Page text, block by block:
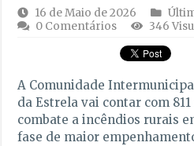
16 de Maio de 2026
0 Comentários
346
A Comunidade
da Estrela vai contar com
combate a incêndios rurais
fase de maior